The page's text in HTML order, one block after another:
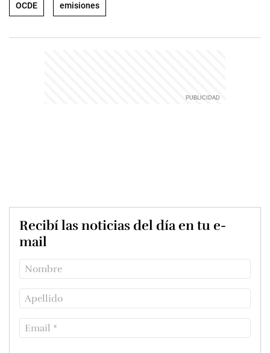
OCDE emisiones
Recibí las noticias del día en tu e-
mail